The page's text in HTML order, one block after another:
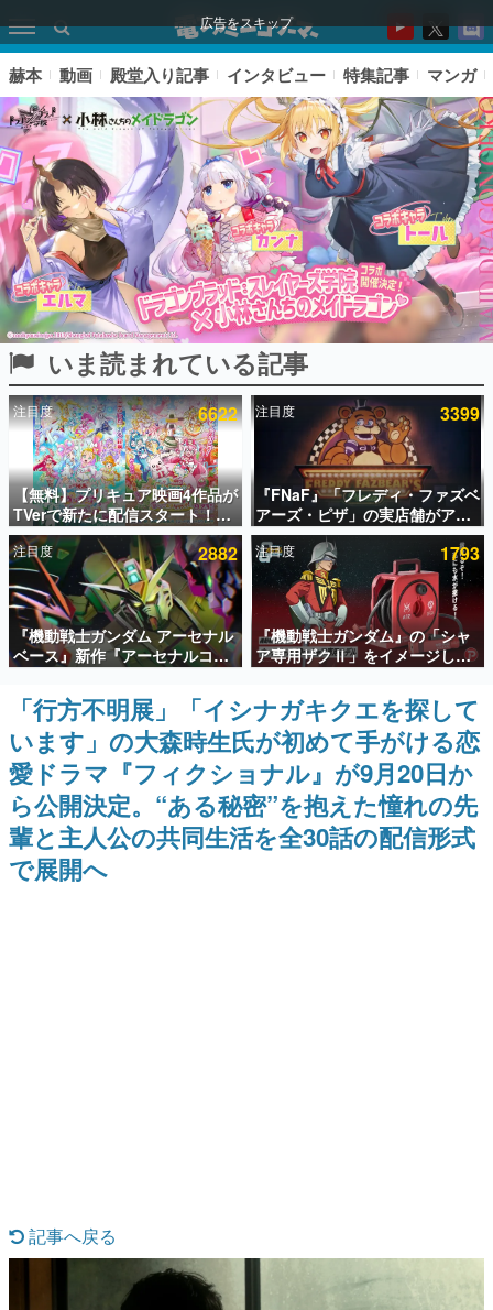
広告をスキップ
ピックアップ
電ファミのいま読まれている記事ランキング
アプリセール情報
インタビュー
連載・特集一覧
殿堂入り記事
SNS拡散数が数千以上！ ページビュー数万以上！ などな
ど。多くの人々に読まれた、電ファミ渾身の“殿堂入り”記
事をまとめました。
ゲームの企画書
名作ゲームクリエイターの方々に製作時のエピソードをお
聞きし、ヒットする企画（ゲーム）とは何か？を探ってい
きます。
赫本
この物語を解いてはいけない。『赫本』は、〈試験問題〉
の形をした短編ホラー小説集です。
具体的な形から解き明かしていく、硬派で骨太な評論連載
です。
赫本 動画 殿堂入り記事 インタビュー 特集記事 マンガ
いま読まれている記事
注目度 6622
【無料】プリキュア映画4作品が
TVerで新たに配信スタート！な
んと2018年～2024年の映画ほぼ
すべてが見放題に、ぶっちゃけ
ありえないラインナップ
注目度 3399
『FNaF』「フレディ・ファズベ
アーズ・ピザ」の実店舗がアメ
リカの商業施設「American
Dream」に2027年オープン！
ScottGamesとの共同開発、食
事だけでなくステージショーや
没入型のホラー体験も楽しめる
注目度 2882
『機動戦士ガンダム アーセナル
ベース』新作『アーセナルコマ
ンダー』発表！8月28日からオ
ープンベータテスト開催、2027
年2月下旬に稼働予定
注目度 1793
『機動戦士ガンダム』の「シャ
ア専用ザクⅡ」をイメージした
散水ホースリールが予約開始。
本体にはシャアのパーソナルマ
ークやジオン公国軍のエンブレ
ム、型式番号などを配置
「行方不明展」「イシナガキクエを探して
います」の大森時生氏が初めて手がける恋
愛ドラマ『フィクショナル』が9月20日か
ら公開決定。“ある秘密”を抱えた憧れの先
輩と主人公の共同生活を全30話の配信形式
で展開へ
記事へ戻る